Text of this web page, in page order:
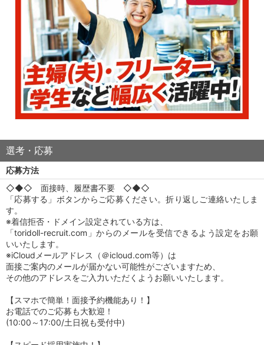
選考・応募
応募方法
◇◆◇ 面接時、履歴書不要 ◇◆◇
「応募する」ボタンからご応募ください。折り返しご連絡いたしま
す。
※着信拒否・ドメイン設定されている方は、
「toridoll-recruit.com」からのメールを受信できるよう設定をお願
いいたします。
※iCloudメールアドレス（＠icloud.com等）は
面接ご案内のメールが届かない可能性がございますため、
その他のアドレスをご入力いただくようお願いいたします。
【スマホで簡単！面接予約機能あり！】
お電話でのご応募も大歓迎！
(10:00～17:00/土日祝も受付中)